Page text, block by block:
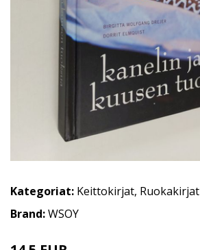
Kategoriat: Keittokirjat, Ruokakirjat
Brand:WSOY